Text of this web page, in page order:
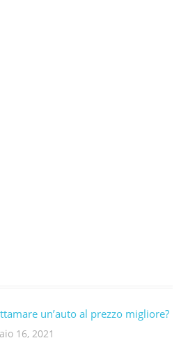
un’auto al prezzo migliore?
16, 2021